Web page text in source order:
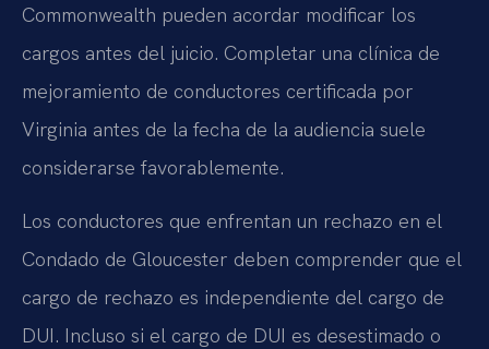
Commonwealth pueden acordar modificar los
cargos antes del juicio. Completar una clínica de
mejoramiento de conductores certificada por
Virginia antes de la fecha de la audiencia suele
considerarse favorablemente.
Los conductores que enfrentan un rechazo en el
Condado de Gloucester deben comprender que el
cargo de rechazo es independiente del cargo de
DUI. Incluso si el cargo de DUI es desestimado o